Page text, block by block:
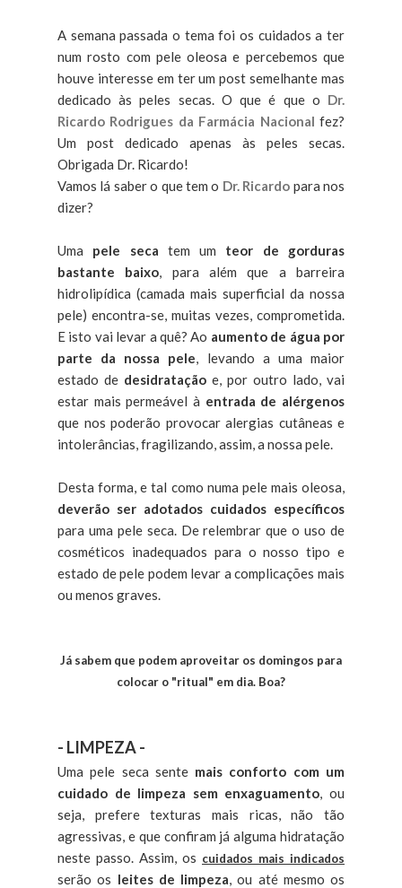
A semana passada o tema foi os cuidados a ter
num rosto com pele oleosa e percebemos que
houve interesse em ter um post semelhante mas
dedicado às peles secas. O que é que o Dr.
Ricardo Rodrigues da Farmácia Nacional fez?
Um post dedicado apenas às peles secas.
Obrigada Dr. Ricardo!
Vamos lá saber o que tem o Dr. Ricardo para nos
dizer?
Uma pele seca tem um teor de gorduras
bastante baixo, para além que a barreira
hidrolipídica (camada mais superficial da nossa
pele) encontra-se, muitas vezes, comprometida.
E isto vai levar a quê? Ao aumento de água por
parte da nossa pele, levando a uma maior
estado de desidratação e, por outro lado, vai
estar mais permeável à entrada de alérgenos
que nos poderão provocar alergias cutâneas e
intolerâncias, fragilizando, assim, a nossa pele.
Desta forma, e tal como numa pele mais oleosa,
deverão ser adotados cuidados específicos
para uma pele seca. De relembrar que o uso de
cosméticos inadequados para o nosso tipo e
estado de pele podem levar a complicações mais
ou menos graves.
Já sabem que podem aproveitar os domingos para
colocar o "ritual" em dia. Boa?
- LIMPEZA -
Uma pele seca sente mais conforto com um
cuidado de limpeza sem enxaguamento, ou
seja, prefere texturas mais ricas, não tão
agressivas, e que confiram já alguma hidratação
neste passo. Assim, os cuidados mais indicados
serão os leites de limpeza, ou até mesmo os